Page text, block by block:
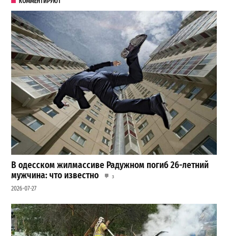
В одесском жилмассиве Радужном погиб 26-летний
мужчина: что известно
3
2026-07-27